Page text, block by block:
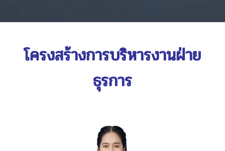
โครงสร้างการบริหารงานฝ่าย
ธุรการ